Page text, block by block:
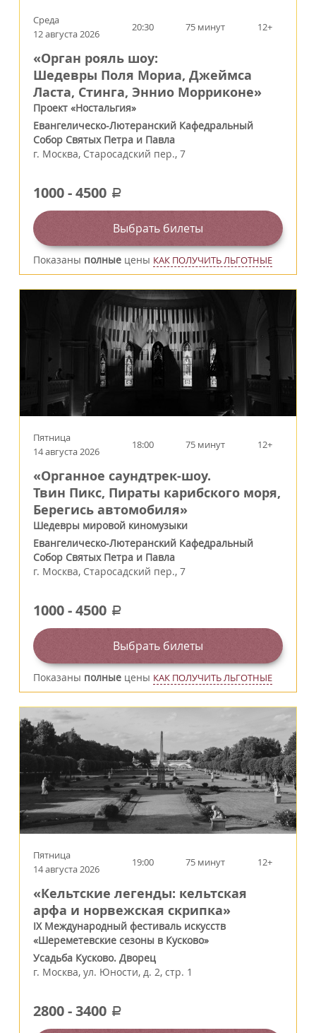
Среда
12 августа 2026
20:30 75 минут 12+
«Орган рояль шоу:
Шедевры Поля Мориа, Джеймса
Ласта, Стинга, Эннио Морриконе»
Проект «Ностальгия»
Евангелическо-Лютеранский Кафедральный
Собор Святых Петра и Павла
г. Москва, Старосадский пер., 7
1000-4500 a
Выбрать билеты
Показаны полные цены КАК ПОЛУЧИТЬ ЛЬГОТНЫЕ
Пятница
14 августа 2026
18:00 75 минут 12+
«Органное саундтрек-шоу.
Твин Пикс, Пираты карибского моря,
Берегись автомобиля»
Шедевры мировой киномузыки
Евангелическо-Лютеранский Кафедральный
Собор Святых Петра и Павла
г. Москва, Старосадский пер., 7
1000-4500 a
Выбрать билеты
Показаны полные цены КАК ПОЛУЧИТЬ ЛЬГОТНЫЕ
Пятница
14 августа 2026
19:00 75 минут 12+
«Кельтские легенды: кельтская
арфа и норвежская скрипка»
IX Международный фестиваль искусств
«Шереметевские сезоны в Кусково»
Усадьба Кусково. Дворец
г. Москва, ул. Юности, д. 2, стр. 1
2800-3400 a